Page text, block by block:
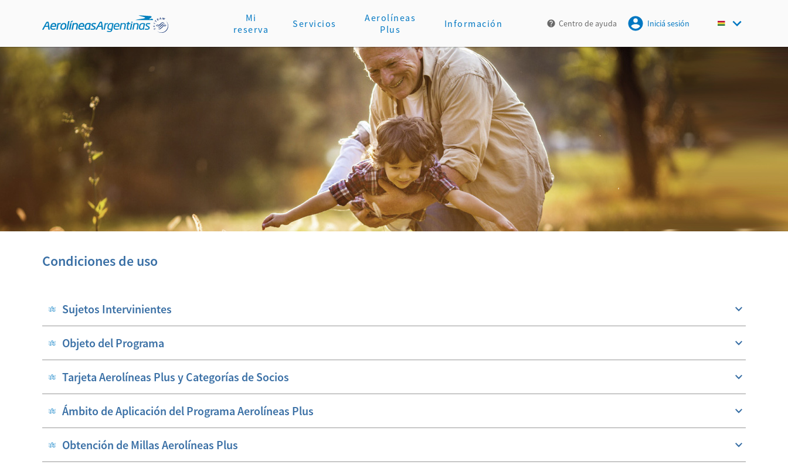
Mi
reserva
Servicios
Aerolíneas
Plus
Información Centro de ayuda Iniciá sesión
Condiciones de uso
Sujetos Intervinientes
Objeto del Programa
Tarjeta Aerolíneas Plus y Categorías de Socios
Ámbito de Aplicación del Programa Aerolíneas Plus
Obtención de Millas Aerolíneas Plus